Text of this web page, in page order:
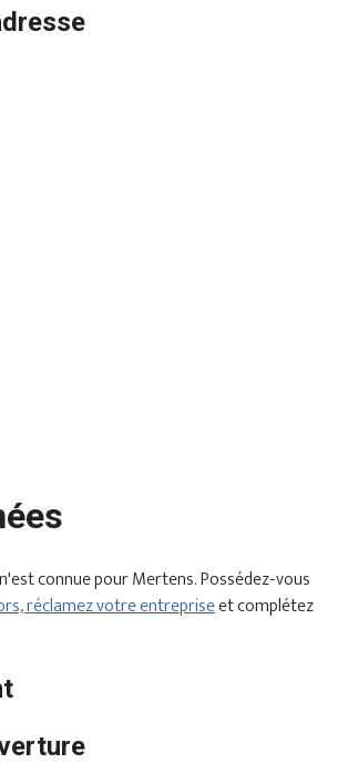
connue pour Mertens. Possédez-vous
réclamez votre entrepriseet complétez